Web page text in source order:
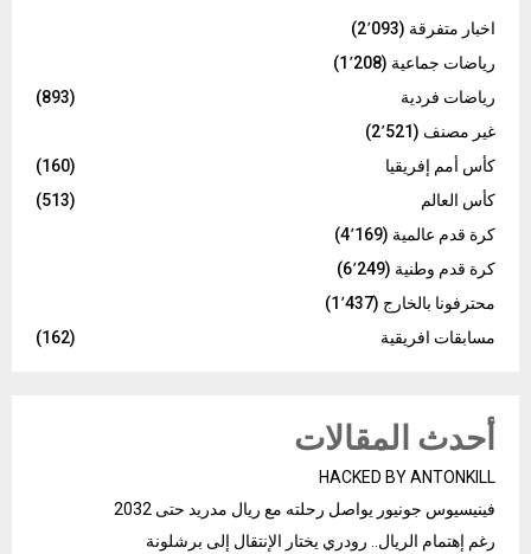
اخبار متفرقة (2٬093)
رياضات جماعية (1٬208)
رياضات فردية
(893)
غير مصنف (2٬521)
كأس أمم إفريقيا
(160)
كأس العالم
(513)
كرة قدم عالمية (4٬169)
كرة قدم وطنية (6٬249)
محترفونا بالخارج (1٬437)
مسابقات افريقية
(162)
أحدث المقالات
HACKED BY ANTONKILL
فينيسيوس جونيور يواصل رحلته مع ريال مدريد حتى 2032
رغم إهتمام الريال.. رودري يختار الإنتقال إلى برشلونة